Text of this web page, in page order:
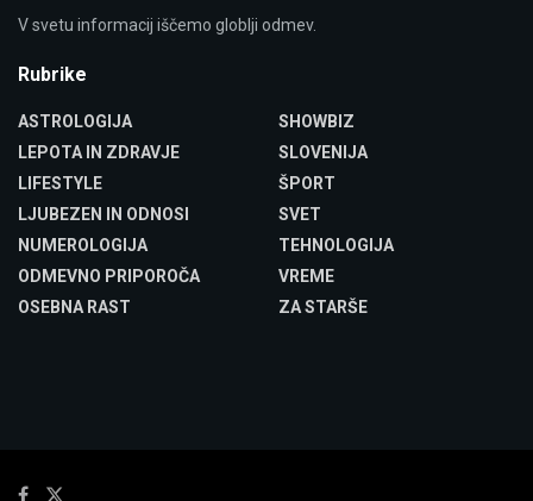
V svetu informacij iščemo globlji odmev.
Rubrike
ASTROLOGIJA
LEPOTA IN ZDRAVJE
LIFESTYLE
LJUBEZEN IN ODNOSI
NUMEROLOGIJA
ODMEVNO PRIPOROČA
OSEBNA RAST
SHOWBIZ
SLOVENIJA
ŠPORT
SVET
TEHNOLOGIJA
VREME
ZA STARŠE